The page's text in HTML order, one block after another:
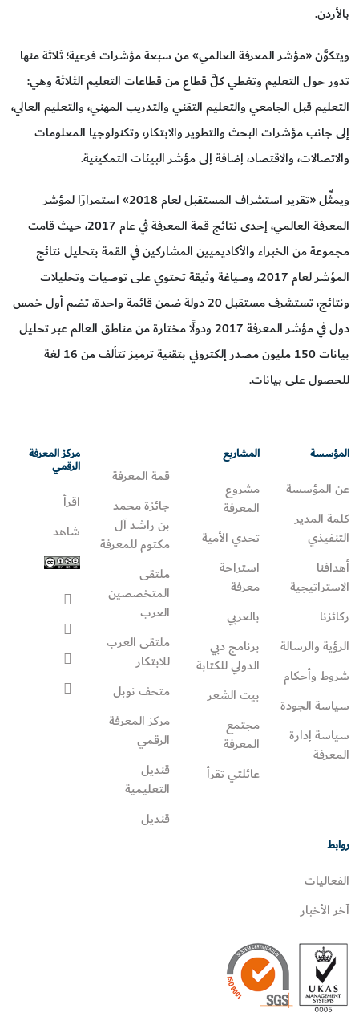
بالأردن.
ويتكوَّن «مؤشر المعرفة العالمي» من سبعة مؤشرات فرعية؛ ثلاثة منها
تدور حول التعليم وتغطي كلَّ قطاع من قطاعات التعليم الثلاثة وهي:
التعليم قبل الجامعي والتعليم التقني والتدريب المهني، والتعليم العالي،
إلى جانب مؤشرات البحث والتطوير والابتكار، وتكنولوجيا المعلومات
والاتصالات، والاقتصاد، إضافة إلى مؤشر البيئات التمكينية.
ويمثِّل «تقرير استشراف المستقبل لعام 2018» استمرارًا لمؤشر
المعرفة العالمي، إحدى نتائج قمة المعرفة في عام 2017، حيث قامت
مجموعة من الخبراء والأكاديميين المشاركين في القمة بتحليل نتائج
المؤشر لعام 2017، وصياغة وثيقة تحتوي على توصيات وتحليلات
ونتائج، تستشرف مستقبل 20 دولة ضمن قائمة واحدة، تضم أول خمس
دول في مؤشر المعرفة 2017 ودولًا مختارة من مناطق العالم عبر تحليل
بيانات 150 مليون مصدر إلكتروني بتقنية ترميز تتألف من 16 لغة
للحصول على بيانات.
المؤسسة
عن المؤسسة
كلمة المدير
التنفيذي
أهدافنا
الاستراتيجية
ركائزنا
الرؤية والرسالة
شروط وأحكام
سياسة الجودة
سياسة إدارة
المعرفة
المشاريع
مشروع
المعرفة
تحدي الأمية
استراحة
معرفة
بالعربي
برنامج دبي
الدولي للكتابة
بيت الشعر
مجتمع
المعرفة
عائلتي تقرأ‎
قمة المعرفة
جائزة محمد
بن راشد آل
مكتوم للمعرفة
ملتقى
المتخصصين
العرب
ملتقى العرب
للابتكار
متحف نوبل
مركز المعرفة
الرقمي
قنديل
التعليمية
قنديل
مركز المعرفة
الرقمي
اقرأ
شاهد
روابط
الفعاليات
آخر الأخبار